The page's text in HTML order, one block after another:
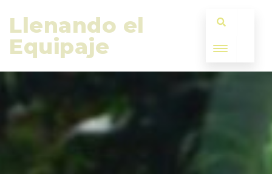
Llenando el
Equipaje